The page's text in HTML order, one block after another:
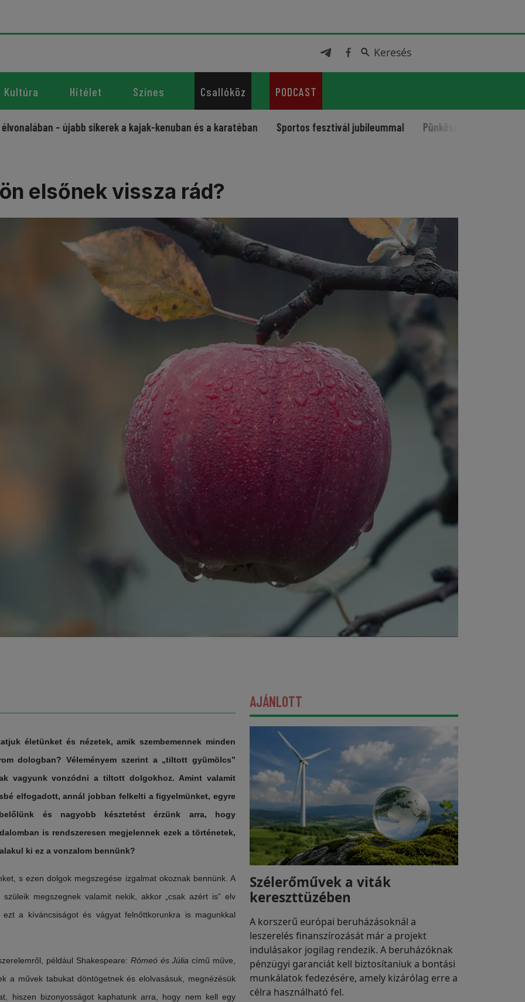
Keresés
Kultúra Hitélet Színes Csallóköz PODCAST
– újabb sikerek a kajak-kenuban és a karatéban Sportos fesztivál jubileummal Pünkösd: a húsvéti idő
elsőnek vissza rád?
életünket és nézetek, amik szembemennek minden
dologban? Véleményem szerint a „tiltott gyümölcs”
vagyunk vonzódni a tiltott dolgokhoz. Amint valamit
elfogadott, annál jobban felkelti a figyelmünket, egyre
és nagyobb késztetést érzünk arra, hogy
is rendszeresen megjelennek ezek a történetek,
ki ez a vonzalom bennünk?
s ezen dolgok megszegése izgalmat okoznak bennünk. A
megszegnek valamit nekik, akkor „csak azért is” elv
a kíváncsiságot és vágyat felnőttkorunkra is magunkkal
például Shakespeare: Rómeó és Júlia című műve,
a művek tabukat döntögetnek és elolvasásuk, megnézésük
hiszen bizonyosságot kaphatunk arra, hogy nem kell egy
AJÁNLOTT
Szélerőművek a viták
kereszttüzében
A korszerű európai beruházásoknál a
leszerelés finanszírozását már a projekt
indulásakor jogilag rendezik. A beruházóknak
pénzügyi garanciát kell biztosítaniuk a bontási
munkálatok fedezésére, amely kizárólag erre a
célra használható fel.